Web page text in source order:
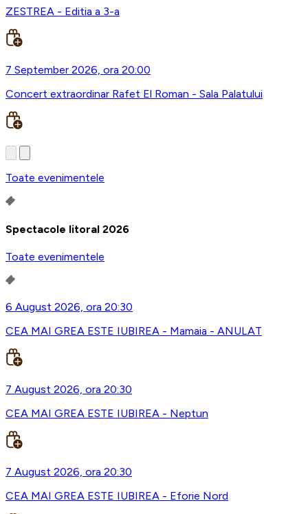
ZESTREA - Editia a 3-a
7 September 2026, ora 20:00
Concert extraordinar Rafet El Roman - Sala Palatului
Toate evenimentele
Spectacole litoral 2026
Toate evenimentele
6 August 2026, ora 20:30
CEA MAI GREA ESTE IUBIREA - Mamaia - ANULAT
7 August 2026, ora 20:30
CEA MAI GREA ESTE IUBIREA - Neptun
7 August 2026, ora 20:30
CEA MAI GREA ESTE IUBIREA - Eforie Nord